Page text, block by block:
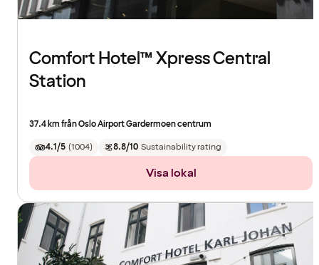
Comfort Hotel™ Xpress Central
Station
37.4 km från Oslo Airport Gardermoen centrum
4.1/5 (1004) 8.8/10 Sustainability rating
Visa lokal